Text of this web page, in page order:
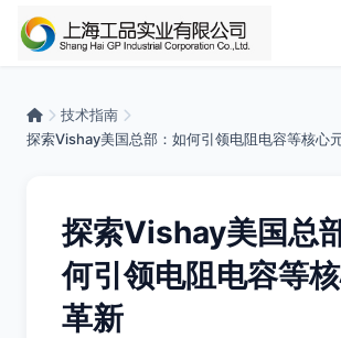
技术指南
探索Vishay美国总部：如何引领电阻电容等核心
探索Vishay美国总
何引领电阻电容等
革新